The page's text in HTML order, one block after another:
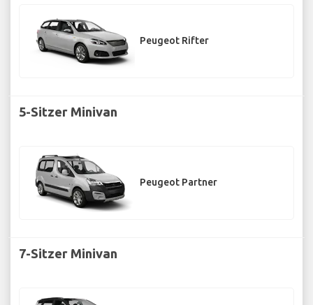
Peugeot Rifter
5-Sitzer Minivan
Peugeot Partner
7-Sitzer Minivan